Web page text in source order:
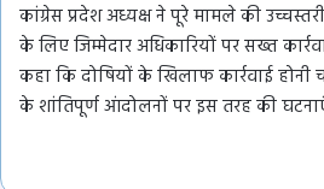
कांग्रेस प्रदेश अध्यक्ष ने पूरे मामले की
के लिए जिम्मेदार अधिकारियों पर सख्त
कहा कि दोषियों के खिलाफ कार्रवाई होनी
के शांतिपूर्ण आंदोलनों पर इस तरह की घटनाएं